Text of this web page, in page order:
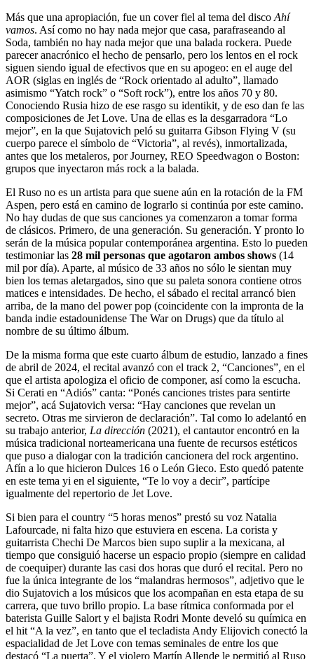
Más que una apropiación, fue un cover fiel al tema del disco Ahí
vamos. Así como no hay nada mejor que casa, parafraseando al
Soda, también no hay nada mejor que una balada rockera. Puede
parecer anacrónico el hecho de pensarlo, pero los lentos en el rock
siguen siendo igual de efectivos que en su apogeo: en el auge del
AOR (siglas en inglés de “Rock orientado al adulto”, llamado
asimismo “Yatch rock” o “Soft rock”), entre los años 70 y 80.
Conociendo Rusia hizo de ese rasgo su identikit, y de eso dan fe las
composiciones de Jet Love. Una de ellas es la desgarradora “Lo
mejor”, en la que Sujatovich peló su guitarra Gibson Flying V (su
cuerpo parece el símbolo de “Victoria”, al revés), inmortalizada,
antes que los metaleros, por Journey, REO Speedwagon o Boston:
grupos que inyectaron más rock a la balada.
El Ruso no es un artista para que suene aún en la rotación de la FM
Aspen, pero está en camino de lograrlo si continúa por este camino.
No hay dudas de que sus canciones ya comenzaron a tomar forma
de clásicos. Primero, de una generación. Su generación. Y pronto lo
serán de la música popular contemporánea argentina. Esto lo pueden
testimoniar las 28 mil personas que agotaron ambos shows (14
mil por día). Aparte, al músico de 33 años no sólo le sientan muy
bien los temas aletargados, sino que su paleta sonora contiene otros
matices e intensidades. De hecho, el sábado el recital arrancó bien
arriba, de la mano del power pop (coincidente con la impronta de la
banda indie estadounidense The War on Drugs) que da título al
nombre de su último álbum.
De la misma forma que este cuarto álbum de estudio, lanzado a fines
de abril de 2024, el recital avanzó con el track 2, “Canciones”, en el
que el artista apologiza el oficio de componer, así como la escucha.
Si Cerati en “Adiós” canta: “Ponés canciones tristes para sentirte
mejor”, acá Sujatovich versa: “Hay canciones que revelan un
secreto. Otras me sirvieron de declaración”. Tal como lo adelantó en
su trabajo anterior, La dirección (2021), el cantautor encontró en la
música tradicional norteamericana una fuente de recursos estéticos
que puso a dialogar con la tradición cancionera del rock argentino.
Afín a lo que hicieron Dulces 16 o León Gieco. Esto quedó patente
en este tema yi en el siguiente, “Te lo voy a decir”, partícipe
igualmente del repertorio de Jet Love.
Si bien para el country “5 horas menos” prestó su voz Natalia
Lafourcade, ni falta hizo que estuviera en escena. La corista y
guitarrista Chechi De Marcos bien supo suplir a la mexicana, al
tiempo que consiguió hacerse un espacio propio (siempre en calidad
de coequiper) durante las casi dos horas que duró el recital. Pero no
fue la única integrante de los “malandras hermosos”, adjetivo que le
dio Sujatovich a los músicos que los acompañan en esta etapa de su
carrera, que tuvo brillo propio. La base rítmica conformada por el
baterista Guille Salort y el bajista Rodri Monte develó su química en
el hit “A la vez”, en tanto que el tecladista Andy Elijovich conectó la
espacialidad de Jet Love con temas seminales de entre los que
destacó “La puerta”. Y el violero Martín Allende le permitió al Ruso